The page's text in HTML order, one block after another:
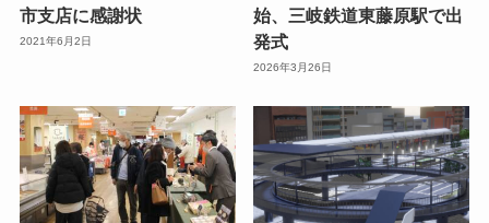
市支店に感謝状
2021年6月2日
始、三岐鉄道東藤原駅で出
発式
2026年3月26日